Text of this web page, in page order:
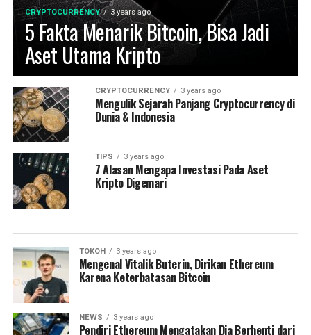
CRYPTOCURRENCY 3 years ago
5 Fakta Menarik Bitcoin, Bisa Jadi
Aset Utama Kripto
CRYPTOCURRENCY 3 years ago
Mengulik Sejarah Panjang Cryptocurrency di
Dunia & Indonesia
TIPS 3 years ago
7 Alasan Mengapa Investasi Pada Aset
Kripto Digemari
TOKOH 3 years ago
Mengenal Vitalik Buterin, Dirikan Ethereum
Karena Keterbatasan Bitcoin
NEWS 3 years ago
Pendiri Ethereum Mengatakan Dia Berhenti dari